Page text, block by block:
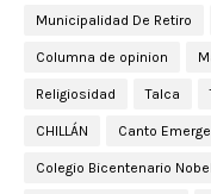
Municipalidad De Retiro
Columna de opinion
Religiosidad Talca
CHILLÁN Canto
Colegio Bicentenario